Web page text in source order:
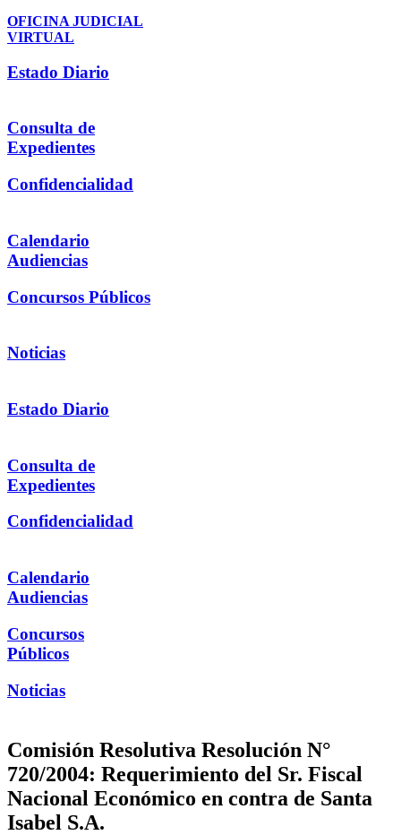
OFICINA JUDICIAL
VIRTUAL
Estado Diario
Consulta de
Expedientes
Confidencialidad
Calendario
Audiencias
Concursos Públicos
Noticias
Estado Diario
Consulta de
Expedientes
Confidencialidad
Calendario
Audiencias
Concursos
Públicos
Noticias
Comisión Resolutiva Resolución N°
720/2004: Requerimiento del Sr. Fiscal
Nacional Económico en contra de Santa
Isabel S.A.